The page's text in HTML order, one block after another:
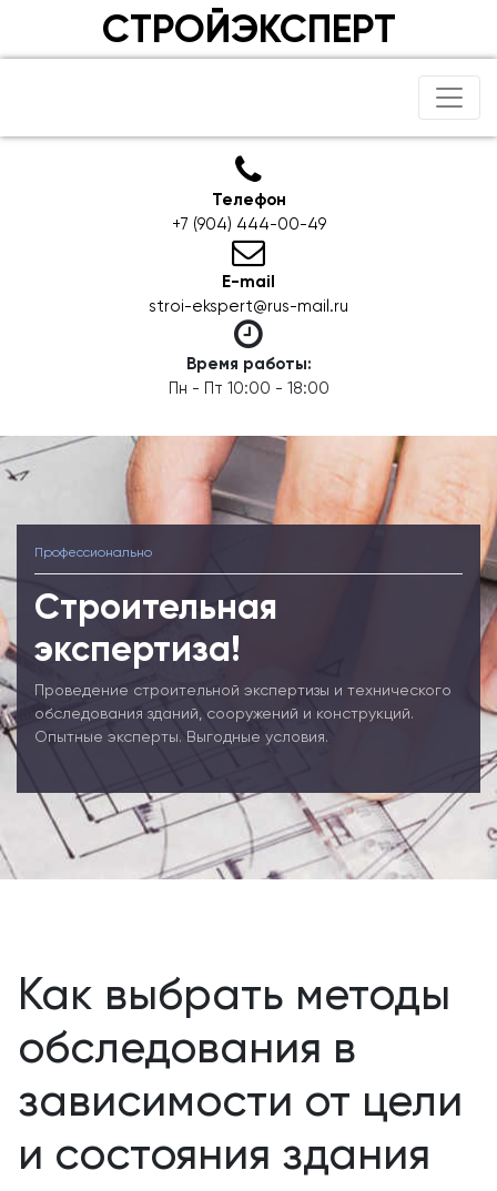
СТРОЙЭКСПЕРТ
Телефон
+7 (904) 444-00-49
E-mail
stroi-ekspert@rus-mail.ru
Время работы:
Пн - Пт 10:00 - 18:00
Профессионально
Строительная
экспертиза!
Проведение строительной экспертизы и технического
обследования зданий, сооружений и конструкций.
Опытные эксперты. Выгодные условия.
Как выбрать методы
обследования в
зависимости от цели
и состояния здания